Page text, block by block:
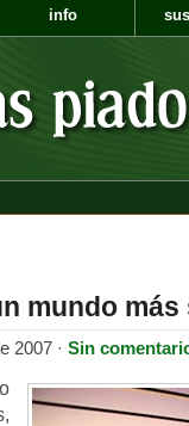
info
mundo más
2007 · Sin